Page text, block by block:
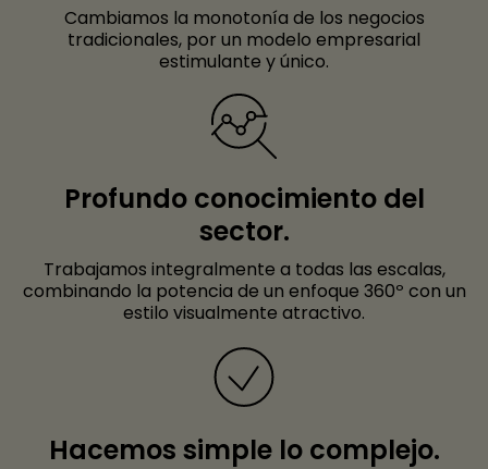
Cambiamos la monotonía de los negocios
tradicionales, por un modelo empresarial
estimulante y único.
Profundo conocimiento del
sector.
Trabajamos integralmente a todas las escalas,
combinando la potencia de un enfoque 360º con un
estilo visualmente atractivo.
Hacemos simple lo complejo.